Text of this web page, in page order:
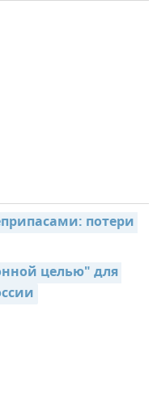
потери
целью" для